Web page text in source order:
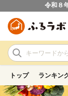
令和８
トップ ランキン